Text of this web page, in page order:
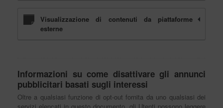
Visualizzazione di contenuti da piattaforme
esterne
Informazioni su come disattivare gli annunci
pubblicitari basati sugli interessi
Oltre a qualsiasi funzione di opt-out fornita da uno qualsiasi dei